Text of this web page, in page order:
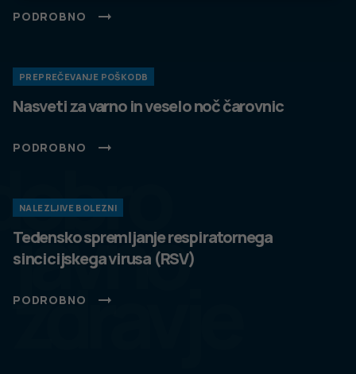
javno
zdravje
PODROBNO
PREPREČEVANJE POŠKODB
Nasveti za varno in veselo noč čarovnic
PODROBNO
NALEZLJIVE BOLEZNI
Tedensko spremljanje respiratornega
sincicijskega virusa (RSV)
PODROBNO